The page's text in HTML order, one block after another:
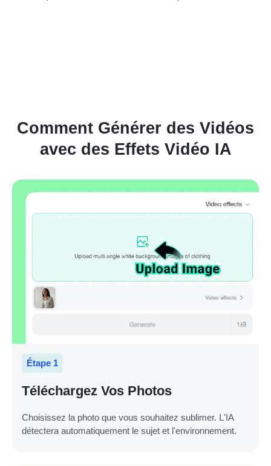
Comment Générer des Vidéos
avec des Effets Vidéo IA
Étape 1
Téléchargez Vos Photos
Choisissez la photo que vous souhaitez sublimer. L'IA
détectera automatiquement le sujet et l'environnement.